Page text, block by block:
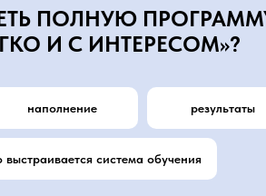
ПОЛНУЮ
И С ИНТЕРЕСОМ»?
результаты
наполнение
система обучения